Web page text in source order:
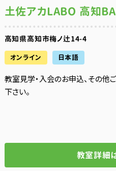
土佐アカLABO 高知
高知県高知市梅ノ辻14-4
オンライン 日本語
教室見学・入会のお申込、その
下さい。
教室詳細